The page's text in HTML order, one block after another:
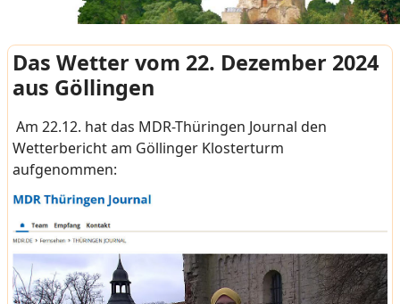
Das Wetter vom 22. Dezember 2024
aus Göllingen
Am 22.12. hat das MDR-Thüringen Journal den
Wetterbericht am Göllinger Klosterturm
aufgenommen: